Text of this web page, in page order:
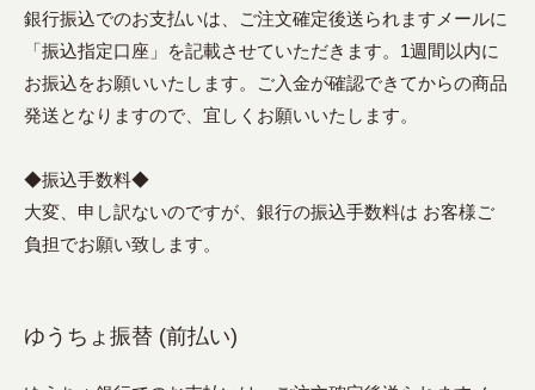
銀行振込でのお支払いは、ご注文確定後送られますメールに
「振込指定口座」を記載させていただきます。1週間以内に
お振込をお願いいたします。ご入金が確認できてからの商品
発送となりますので、宜しくお願いいたします。
◆振込手数料◆
大変、申し訳ないのですが、銀行の振込手数料は お客様ご
負担でお願い致します。
ゆうちょ振替 (前払い)